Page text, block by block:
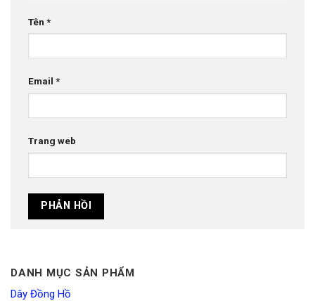
Tên *
Email *
Trang web
DANH MỤC SẢN PHẨM
Dây Đồng Hồ